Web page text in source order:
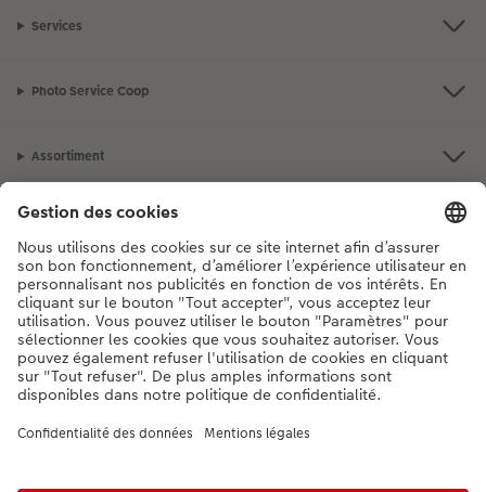
Services
Photo Service Coop
Assortiment
Notre sélection
Si vous avez des questions concernant nos produits ou votre commande,
n'hésitez pas à nous contacter du lundi au dimanche, de 9h00 à 20h00
(hors jours fériés), au numéro de téléphone044 499 10 37• 7j/7 • de 9h à
20h
DE|FR| IT